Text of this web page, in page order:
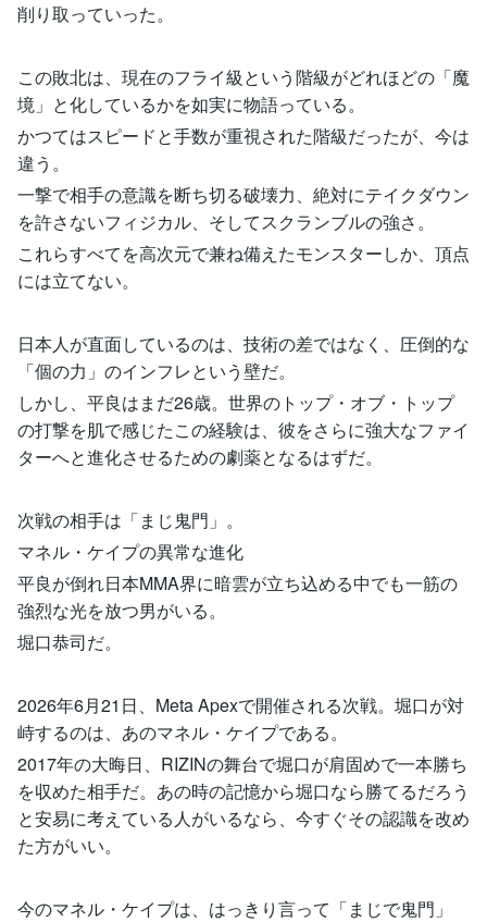
削り取っていった。
この敗北は、現在のフライ級という階級がどれほどの「魔
境」と化しているかを如実に物語っている。
かつてはスピードと手数が重視された階級だったが、今は
違う。
一撃で相手の意識を断ち切る破壊力、絶対にテイクダウン
を許さないフィジカル、そしてスクランブルの強さ。
これらすべてを高次元で兼ね備えたモンスターしか、頂点
には立てない。
日本人が直面しているのは、技術の差ではなく、圧倒的な
「個の力」のインフレという壁だ。
しかし、平良はまだ26歳。世界のトップ・オブ・トップ
の打撃を肌で感じたこの経験は、彼をさらに強大なファイ
ターへと進化させるための劇薬となるはずだ。
次戦の相手は「まじ鬼門」。
マネル・ケイプの異常な進化
平良が倒れ日本MMA界に暗雲が立ち込める中でも一筋の
強烈な光を放つ男がいる。
堀口恭司だ。
2026年6月21日、Meta Apexで開催される次戦。堀口が対
峙するのは、あのマネル・ケイプである。
2017年の大晦日、RIZINの舞台で堀口が肩固めで一本勝ち
を収めた相手だ。あの時の記憶から堀口なら勝てるだろう
と安易に考えている人がいるなら、今すぐその認識を改め
た方がいい。
今のマネル・ケイプは、はっきり言って「まじで鬼門」